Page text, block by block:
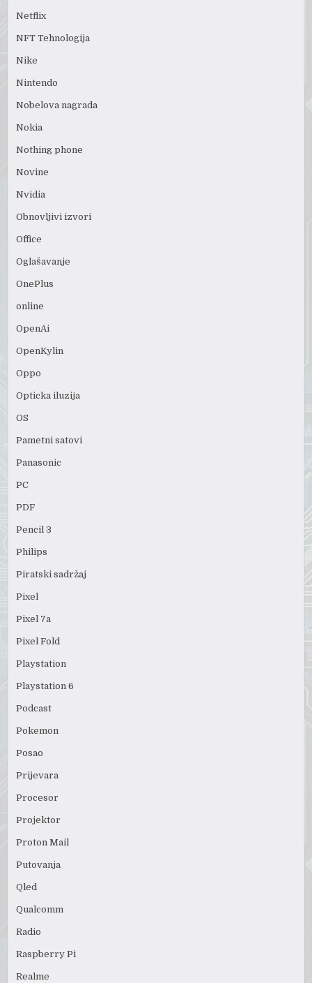
Netflix
NFT Tehnologija
Nike
Nintendo
Nobelova nagrada
Nokia
Nothing phone
Novine
Nvidia
Obnovljivi izvori
Office
Oglašavanje
OnePlus
online
OpenAi
OpenKylin
Oppo
Opticka iluzija
OS
Pametni satovi
Panasonic
PC
PDF
Pencil 3
Philips
Piratski sadržaj
Pixel
Pixel 7a
Pixel Fold
Playstation
Playstation 6
Podcast
Pokemon
Posao
Prijevara
Procesor
Projektor
Proton Mail
Putovanja
Qled
Qualcomm
Radio
Raspberry Pi
Realme